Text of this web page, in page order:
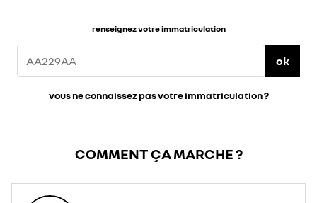
renseignez votre immatriculation
ok
vous ne connaissez pas votre immatriculation ?
COMMENT ÇA MARCHE ?